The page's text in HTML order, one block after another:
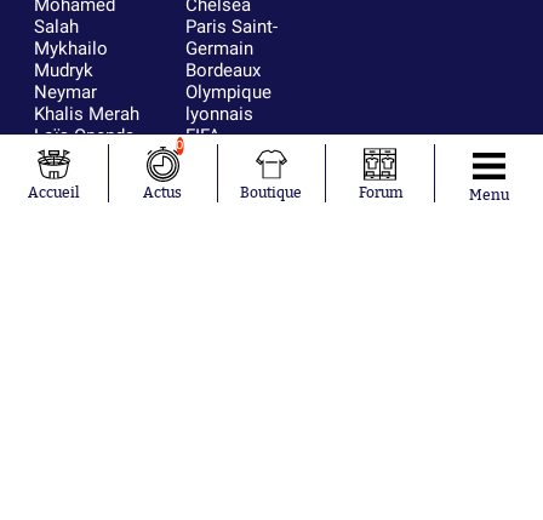
Mohamed
Salah
Mykhailo
Mudryk
Neymar
Khalis Merah
Loïs Openda
Moussa
Niakhaté
Nicolás
Chelsea
Paris Saint-
Germain
Bordeaux
Olympique
lyonnais
FIFA
Real Madrid
RC Strasbourg
AC Milan
Accueil
0
Actus Boutique Forum Menu